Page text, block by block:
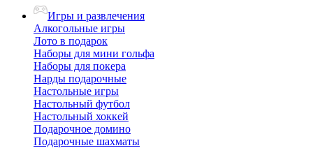
Игры и развлечения
Алкогольные игры
Лото в подарок
Наборы для мини гольфа
Наборы для покера
Нарды подарочные
Настольные игры
Настольный футбол
Настольный хоккей
Подарочное домино
Подарочные шахматы